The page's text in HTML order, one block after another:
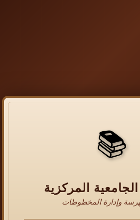
📚
الجامعية المركزية
وإدارة المخطوطات